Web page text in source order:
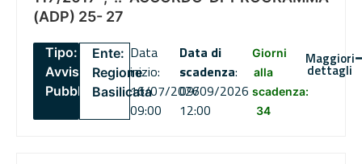
(ADP) 25- 27
Tipo:
Avviso
Pubblico
Ente:
Regione
Basilicata
Data
inizio:
16/07/2026
09:00
Data di
scadenza:
09/09/2026
12:00
Giorni
alla
scadenza:
34
Maggiori
dettagli